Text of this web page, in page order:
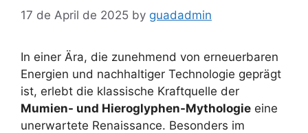
17 de April de 2025 by guadadmin
In einer Ära, die zunehmend von erneuerbaren
Energien und nachhaltiger Technologie geprägt
ist, erlebt die klassische Kraftquelle der
Mumien- und Hieroglyphen-Mythologie eine
unerwartete Renaissance. Besonders im